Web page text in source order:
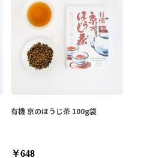
有機 京のほうじ茶 100g袋
￥648